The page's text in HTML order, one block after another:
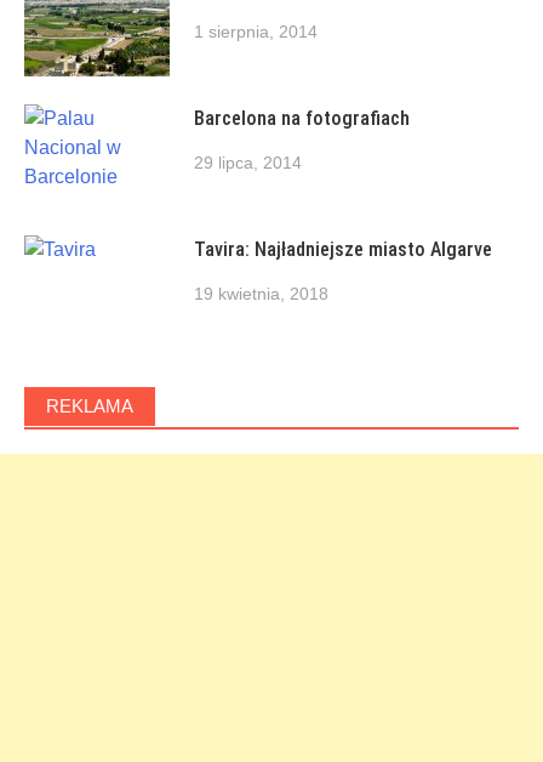
1 sierpnia, 2014
Barcelona na fotografiach
29 lipca, 2014
Tavira: Najładniejsze miasto Algarve
19 kwietnia, 2018
REKLAMA